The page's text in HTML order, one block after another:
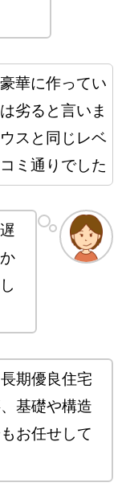
華に作ってい
劣ると言いま
スと同じレベ
ミ通りでした
期優良住宅
基礎や構造
お任せして